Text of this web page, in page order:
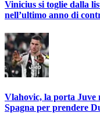
Vinicius si toglie dalla
nell’ultimo anno di
Vlahovic, la porta Juve
Spagna per prendere